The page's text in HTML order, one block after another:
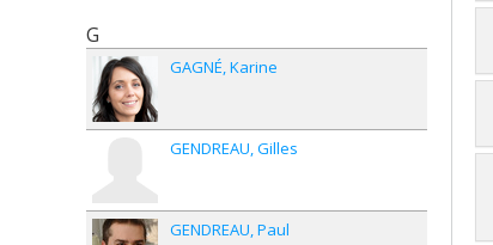
G
GAGNÉ Karine
GENDREAU Gilles
GENDREAU Paul